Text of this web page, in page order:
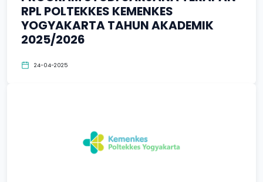
RPL POLTEKKES KEMENKES
YOGYAKARTA TAHUN AKADEMIK
2025/2026
24-04-2025